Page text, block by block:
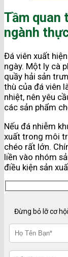
Tầm quan
ngành
Đá viên xuất
ngày. Một ly cà
quầy hải sản
thù của đá viên
nhiệt, nên yêu
các sản phẩm
Nếu đá nhiễm
xuất trong môi
chéo rất lớn.
liền vào nhóm
điều kiện sản
Đừng bỏ lỡ cơ